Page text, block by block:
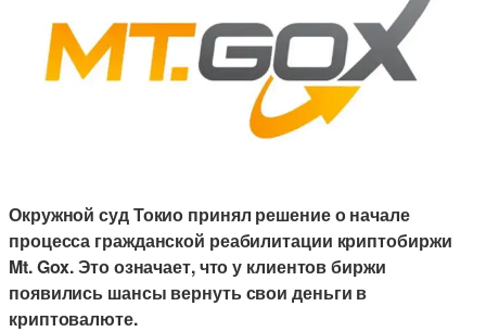
Окружной суд Токио принял решение о начале
процесса гражданской реабилитации криптобиржи
Mt. Gox. Это означает, что у клиентов биржи
появились шансы вернуть свои деньги в
криптовалюте.